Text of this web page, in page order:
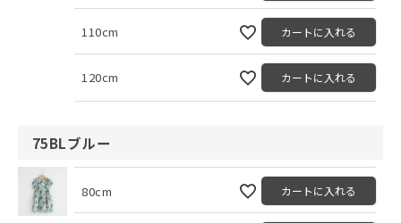
110cm カートに入れる
120cm カートに入れる
75BLブルー
80cm カートに入れる